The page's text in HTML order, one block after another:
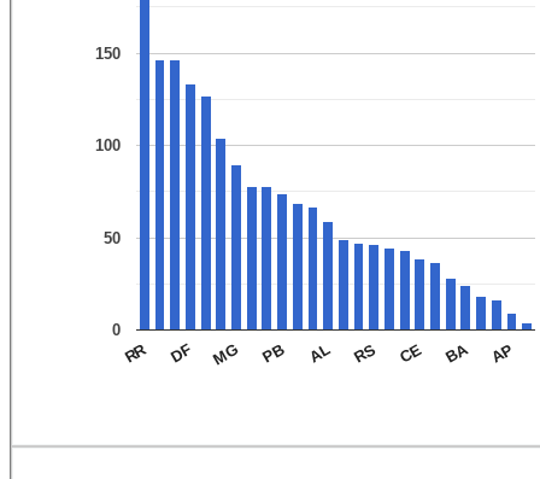
RR DF MG PB AL RS CE BA AP
0
50
100
150